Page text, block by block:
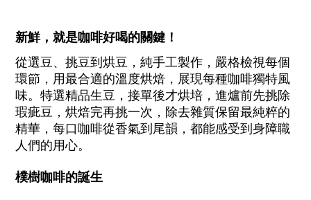
新鮮，就是咖啡好喝的關鍵！
從選豆、挑豆到烘豆，純手工製作，嚴格檢視每個
環節，用最合適的溫度烘焙，展現每種咖啡獨特風
味。特選精品生豆，接單後才烘培，進爐前先挑除
瑕疵豆，烘焙完再挑一次，除去雜質保留最純粹的
精華，每口咖啡從香氣到尾韻，都能感受到身障職
人們的用心。
樸樹咖啡的誕生